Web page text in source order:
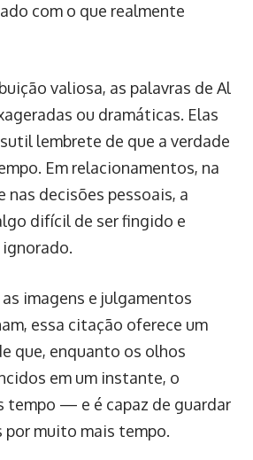
com o que realmente
valiosa, as palavras de Al
ou dramáticas. Elas
lembrete de que a verdade
Em relacionamentos, na
nas decisões pessoais, a
difícil de ser fingido e
ignorado.
as imagens e julgamentos
essa citação oferece um
que, enquanto os olhos
em um instante, o
tempo — e é capaz de guardar
por muito mais tempo.